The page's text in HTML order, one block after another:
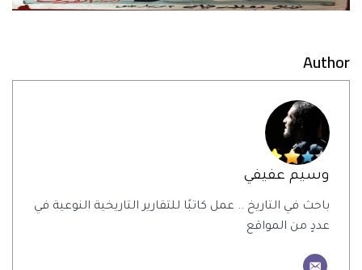
Author
وسيم عفيفي
باحث في التاريخ .. عمل كاتبًا للتقارير التاريخية النوعية في
عددٍ من المواقع